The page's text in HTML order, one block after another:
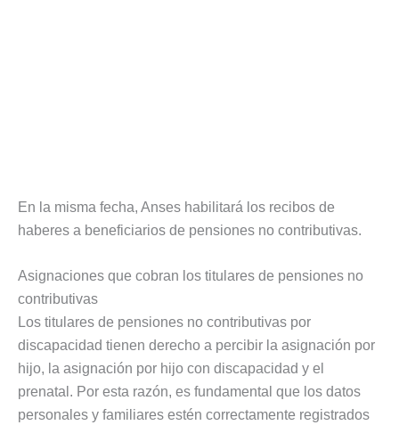
En la misma fecha, Anses habilitará los recibos de
haberes a beneficiarios de pensiones no contributivas.
Asignaciones que cobran los titulares de pensiones no
contributivas
Los titulares de pensiones no contributivas por
discapacidad tienen derecho a percibir la asignación por
hijo, la asignación por hijo con discapacidad y el
prenatal. Por esta razón, es fundamental que los datos
personales y familiares estén correctamente registrados